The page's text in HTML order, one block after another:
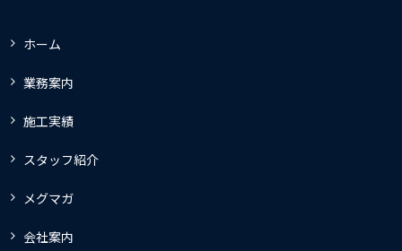
ホーム
業務案内
施工実績
スタッフ紹介
メグマガ
会社案内